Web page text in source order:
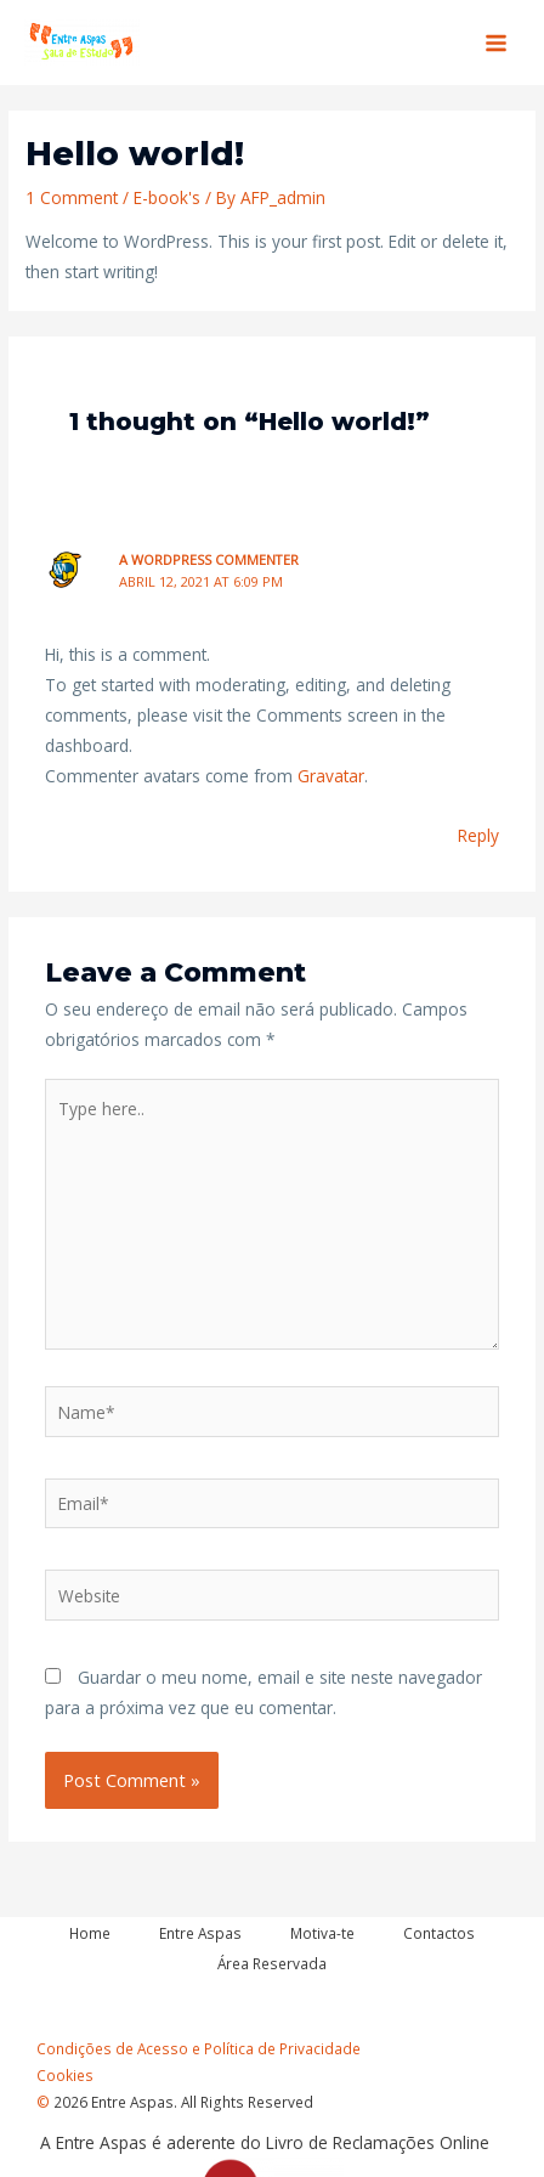
Hello world!
1 Comment /E-book's / ByAFP_admin
Welcome to WordPress. This is your first post. Edit or delete it,
then start writing!
1 thought on “Hello world!”
A WORDPRESS COMMENTER
ABRIL 12, 2021 AT 6:09 PM
Hi, this is a comment.
To get started with moderating, editing, and deleting
comments, please visit the Comments screen in the
dashboard.
Commenter avatars come from Gravatar.
Reply
Leave a Comment
O seu endereço de email não será publicado. Campos
obrigatórios marcados com *
here..
Email*
Website
Guardar o meu nome, email e site neste navegador
para a próxima vez que eu comentar.
Home Entre Aspas Motiva-te
Contactos
Área Reservada
Condições de Acesso e Política de Privacidade
Cookies
© 2026 Entre Aspas. All Rights Reserved
A Entre Aspas é aderente do Livro de Reclamações Online